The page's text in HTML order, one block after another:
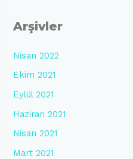
h
:
Arşivler
Nisan 2022
Ekim 2021
Eylül 2021
Haziran 2021
Nisan 2021
Mart 2021